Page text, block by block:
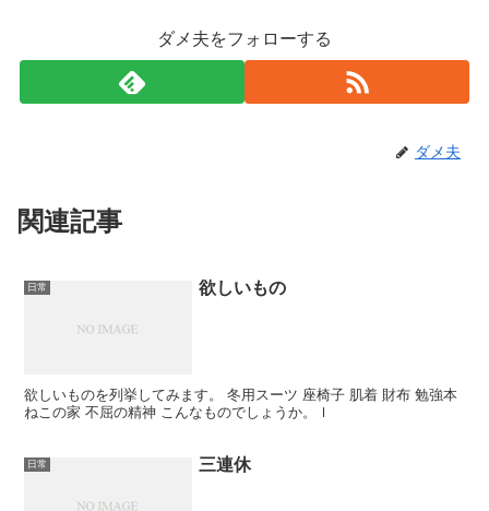
ダメ夫をフォローする
ダメ夫
関連記事
日常 欲しいもの
欲しいものを列挙してみます。 冬用スーツ 座椅子 肌着 財布 勉強本
ねこの家 不屈の精神 こんなものでしょうか。ｌ
日常 三連休